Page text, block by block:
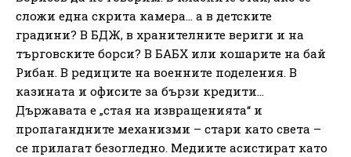
сложи една скрита камера… а в детските
градини? В БДЖ, в хранителните вериги и на
търговските борси? В БАБХ или кошарите на бай
Рибан. В редиците на военните поделения. В
казината и офисите за бързи кредити…
Държавата е „стая на извращенията“ и
пропагандните механизми – стари като света –
се прилагат безогледно. Медиите асистират като